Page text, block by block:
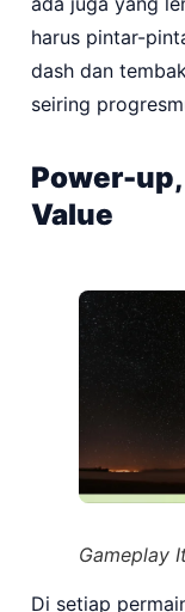
harus pintar-
dash dan
seiring
Power-
Value
Gameplay
Di setiap